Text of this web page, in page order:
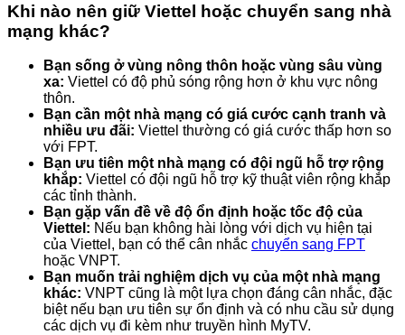
Khi nào nên giữ Viettel hoặc chuyển sang nhà
mạng khác?
Bạn sống ở vùng nông thôn hoặc vùng sâu vùng
xa: Viettel có độ phủ sóng rộng hơn ở khu vực nông
thôn.
Bạn cần một nhà mạng có giá cước cạnh tranh và
nhiều ưu đãi: Viettel thường có giá cước thấp hơn so
với FPT.
Bạn ưu tiên một nhà mạng có đội ngũ hỗ trợ rộng
khắp: Viettel có đội ngũ hỗ trợ kỹ thuật viên rộng khắp
các tỉnh thành.
Bạn gặp vấn đề về độ ổn định hoặc tốc độ của
Viettel: Nếu bạn không hài lòng với dịch vụ hiện tại
của Viettel, bạn có thể cân nhắc chuyển sang FPT
hoặc VNPT.
Bạn muốn trải nghiệm dịch vụ của một nhà mạng
khác: VNPT cũng là một lựa chọn đáng cân nhắc, đặc
biệt nếu bạn ưu tiên sự ổn định và có nhu cầu sử dụng
các dịch vụ đi kèm như truyền hình MyTV.